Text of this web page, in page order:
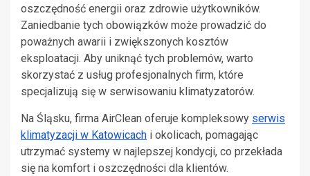
oszczędność energii oraz zdrowie użytkowników.
Zaniedbanie tych obowiązków może prowadzić do
poważnych awarii i zwiększonych kosztów
eksploatacji. Aby uniknąć tych problemów, warto
skorzystać z usług profesjonalnych firm, które
specjalizują się w serwisowaniu klimatyzatorów.
Na Śląsku, firma AirClean oferuje kompleksowy serwis
klimatyzacji w Katowicach i okolicach, pomagając
utrzymać systemy w najlepszej kondycji, co przekłada
się na komfort i oszczędności dla klientów.